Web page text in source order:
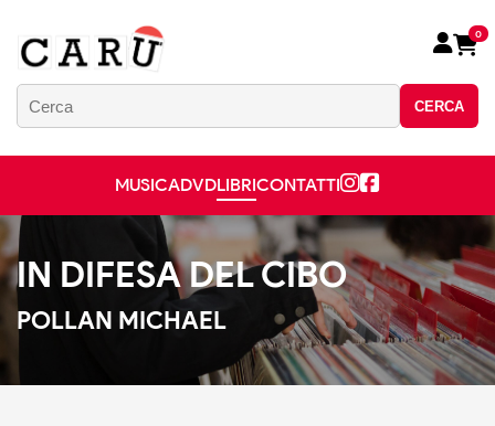
CERCA
0
MUSICADVDLIBRICONTATTI
IN DIFESA DEL CIBO
POLLAN MICHAEL